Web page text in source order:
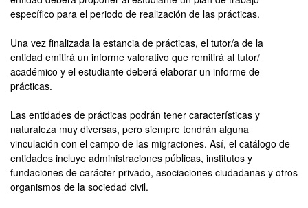
específico para el periodo de realización de las prácticas.
Una vez finalizada la estancia de prácticas, el tutor/a de la
entidad emitirá un informe valorativo que remitirá al tutor/
académico y el estudiante deberá elaborar un informe de
prácticas.
Las entidades de prácticas podrán tener características y
naturaleza muy diversas, pero siempre tendrán alguna
vinculación con el campo de las migraciones. Así, el catálogo de
entidades incluye administraciones públicas, institutos y
fundaciones de carácter privado, asociaciones ciudadanas y otros
organismos de la sociedad civil.